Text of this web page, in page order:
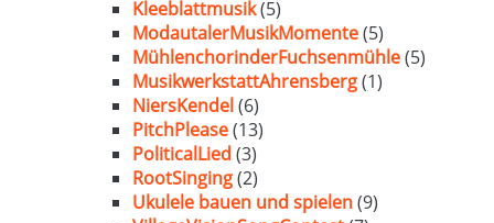
Kleeblattmusik(5)
ModautalerMusikMomente(5)
MühlenchorinderFuchsenmühle(5)
MusikwerkstattAhrensberg(1)
NiersKendel(6)
PitchPlease(13)
PoliticalLied (3)
RootSinging(2)
Ukulele bauen und spielen(9)